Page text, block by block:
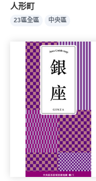
人形町
23區全區 中央區